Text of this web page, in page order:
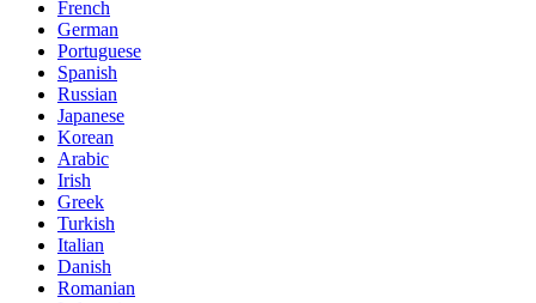
French
German
Portuguese
Spanish
Russian
Japanese
Korean
Arabic
Irish
Greek
Turkish
Italian
Danish
Romanian